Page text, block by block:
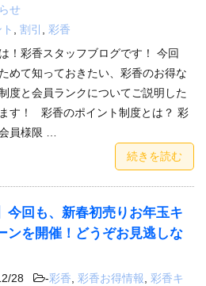
せ
割引
彩香
！彩香スタッフブログです！ 今回
めて知っておきたい、彩香のお得な
度と会員ランクについてご説明した
す！ 彩香のポイント制度とは？ 彩
員様限 …
続きを読む
今回も、新春初売りお年玉キ
ンを開催！どうぞお見逃しな
28 -彩香, 彩香お得情報, 彩香キ